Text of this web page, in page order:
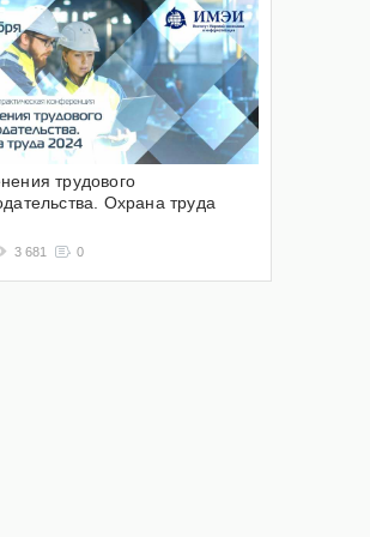
трудового
Охрана труда
3 681 0